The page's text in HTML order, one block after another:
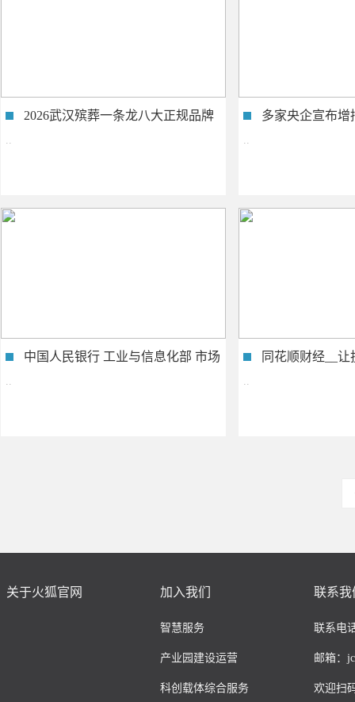
2026武汉殡葬一条龙八大正规品牌
..
多家央企宣布增
..
中国人民银行 工业与信息化部 市场
..
同花顺财经__
..
关于火狐官网 加入我们
智慧服务
产业园建设运营
科创载体综合服务
联系我
联系电
邮箱：
欢迎扫